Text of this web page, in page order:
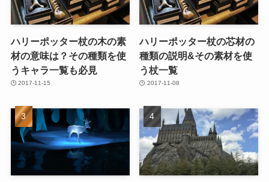
ハリーポッター杖の木の素
材の意味は？その種類を使
うキャラ一覧も必見
2017-11-15
ハリーポッター杖の芯材の
種類の説明&その素材を使
う杖一覧
2017-11-08